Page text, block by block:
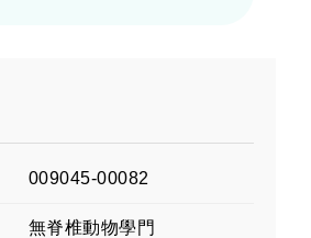
009045-00082
無脊椎動物學門